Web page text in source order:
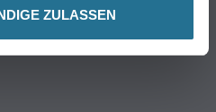
ZULASSEN